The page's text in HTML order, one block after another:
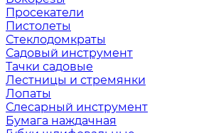
Просекатели
Пистолеты
Стеклодомкраты
Садовый инструмент
Тачки садовые
Лестницы и стремянки
Лопаты
Слесарный инструмент
Бумага наждачная